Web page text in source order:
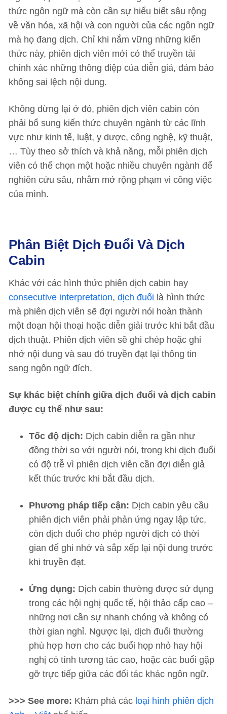
thức ngôn ngữ mà còn cần sự hiểu biết sâu rộng
về văn hóa, xã hội và con người của các ngôn ngữ
mà họ đang dịch. Chỉ khi nắm vững những kiến
thức này, phiên dịch viên mới có thể truyền tải
chính xác những thông điệp của diễn giả, đảm bảo
không sai lệch nội dung.
Không dừng lại ở đó, phiên dịch viên cabin còn
phải bổ sung kiến thức chuyên ngành từ các lĩnh
vực như kinh tế, luật, y dược, công nghệ, kỹ thuật,
… Tùy theo sở thích và khả năng, mỗi phiên dịch
viên có thể chọn một hoặc nhiều chuyên ngành để
nghiên cứu sâu, nhằm mở rộng phạm vi công việc
của mình.
Phân Biệt Dịch Đuổi Và Dịch
Cabin
Khác với các hình thức phiên dịch cabin hay
consecutive interpretation, dịch đuổi là hình thức
mà phiên dịch viên sẽ đợi người nói hoàn thành
một đoạn hội thoại hoặc diễn giải trước khi bắt đầu
dịch thuật. Phiên dịch viên sẽ ghi chép hoặc ghi
nhớ nội dung và sau đó truyền đạt lại thông tin
sang ngôn ngữ đích.
Sự khác biệt chính giữa dịch đuổi và dịch cabin
được cụ thể như sau:
Tốc độ dịch: Dịch cabin diễn ra gần như
đồng thời so với người nói, trong khi dịch đuổi
có độ trễ vì phiên dịch viên cần đợi diễn giả
kết thúc trước khi bắt đầu dịch.
Phương pháp tiếp cận: Dịch cabin yêu cầu
phiên dịch viên phải phản ứng ngay lập tức,
còn dịch đuổi cho phép người dịch có thời
gian để ghi nhớ và sắp xếp lại nội dung trước
khi truyền đạt.
Ứng dụng: Dịch cabin thường được sử dụng
trong các hội nghị quốc tế, hội thảo cấp cao –
những nơi cần sự nhanh chóng và không có
thời gian nghỉ. Ngược lại, dịch đuổi thường
phù hợp hơn cho các buổi họp nhỏ hay hội
nghị có tính tương tác cao, hoặc các buổi gặp
gỡ trực tiếp giữa các đối tác khác ngôn ngữ.
>>> See more: Khám phá các loại hình phiên dịch